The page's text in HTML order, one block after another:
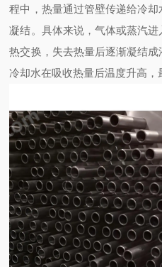
程中，热量通过管壁传递给冷
凝结。具体来说，气体或蒸汽
热交换，失去热量后逐渐凝结
冷却水在吸收热量后温度升高，